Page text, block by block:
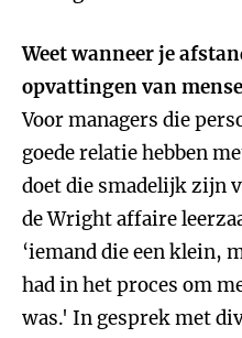
Weet wanneer je
opvattingen van
Voor managers die
goede relatie hebben
doet die smadelijk zijn
de Wright affaire
‘iemand die een klein,
had in het proces om
was.' In gesprek met